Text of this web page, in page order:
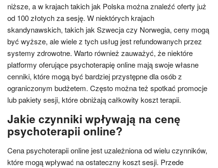
niższe, a w krajach takich jak Polska można znaleźć oferty już
od 100 złotych za sesję. W niektórych krajach
skandynawskich, takich jak Szwecja czy Norwegia, ceny mogą
być wyższe, ale wiele z tych usług jest refundowanych przez
systemy zdrowotne. Warto również zauważyć, że niektóre
platformy oferujące psychoterapię online mają swoje własne
cenniki, które mogą być bardziej przystępne dla osób z
ograniczonym budżetem. Często można też spotkać promocje
lub pakiety sesji, które obniżają całkowity koszt terapii.
Jakie czynniki wpływają na cenę
psychoterapii online?
Cena psychoterapii online jest uzależniona od wielu czynników,
które mogą wpływać na ostateczny koszt sesji. Przede